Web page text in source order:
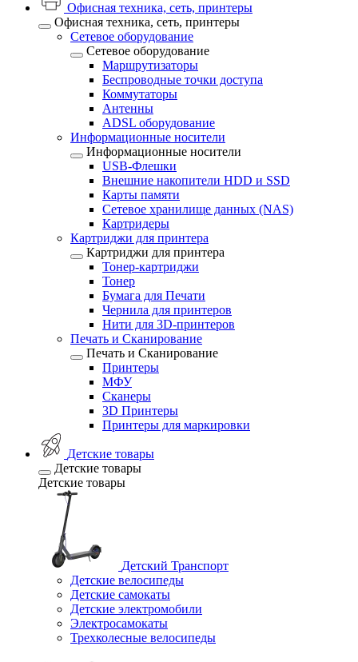
Офисная техника, cеть, принтеры
Офисная техника, cеть, принтеры
Сетевое оборудование
Сетевое оборудование
Маршрутизаторы
Беспроводные точки доступа
Коммутаторы
Антенны
ADSL оборудование
Информационные носители
Информационные носители
USB-Флешки
Внешние накопители HDD и SSD
Карты памяти
Сетевое хранилище данных (NAS)
Картридеры
Картриджи для принтера
Картриджи для принтера
Тонер-картриджи
Тонер
Бумага для Печати
Чернила для принтеров
Нити для 3D-принтеров
Печать и Сканирование
Печать и Сканирование
Принтеры
МФУ
Сканеры
3D Принтеры
Принтеры для маркировки
Детские товары
Детские товары
Детские товары
Детский Транспорт
Детские велосипеды
Детские самокаты
Детские электромобили
Электросамокаты
Трехколесные велосипеды